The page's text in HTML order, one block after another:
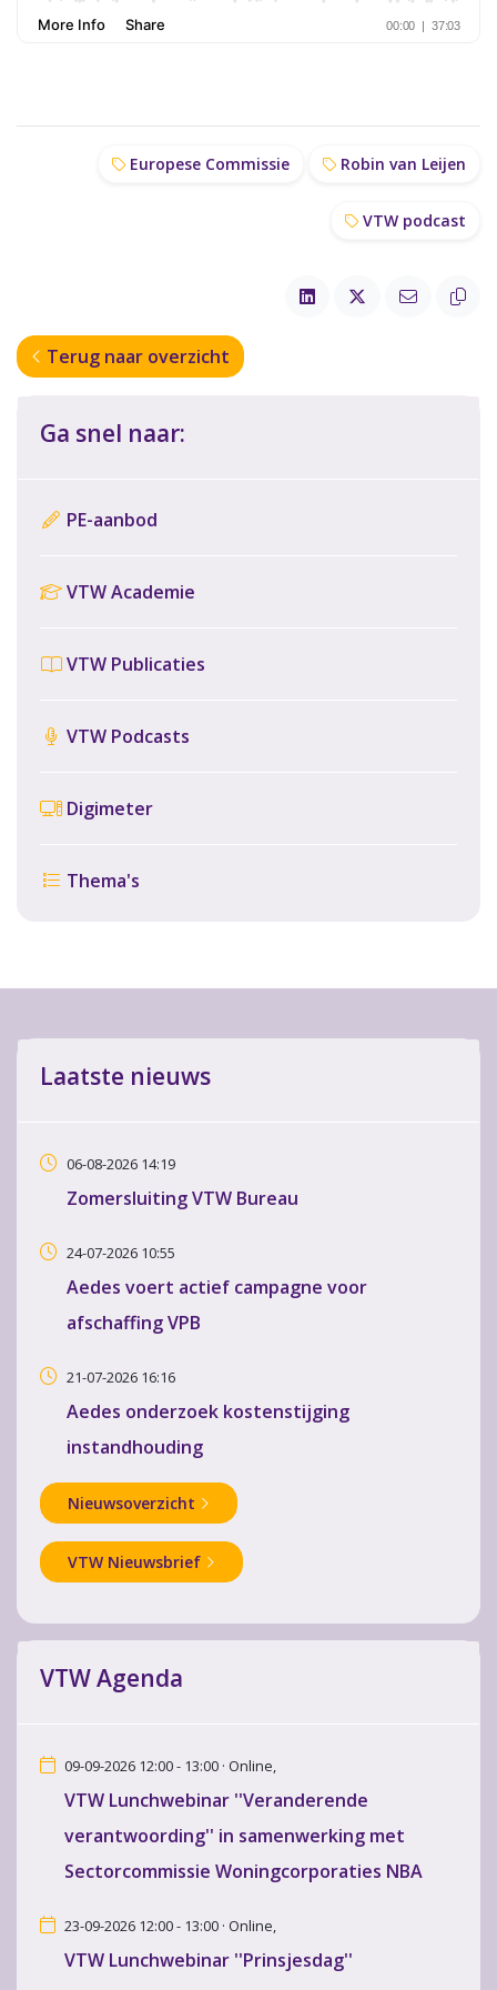
Europese Commissie Robin van Leijen
VTW podcast
Terug naar overzicht
Ga snel naar:
PE-aanbod
VTW Academie
VTW Publicaties
VTW Podcasts
Digimeter
Thema's
Laatste nieuws
06-08-2026 14:19
Zomersluiting VTW Bureau
24-07-2026 10:55
Aedes voert actief campagne voor
afschaffing VPB
21-07-2026 16:16
Aedes onderzoek kostenstijging
instandhouding
Nieuwsoverzicht
VTW Nieuwsbrief
VTW Agenda
09-09-2026 12:00 - 13:00 · Online,
VTW Lunchwebinar ''Veranderende
verantwoording'' in samenwerking met
Sectorcommissie Woningcorporaties NBA
23-09-2026 12:00 - 13:00 · Online,
VTW Lunchwebinar ''Prinsjesdag''